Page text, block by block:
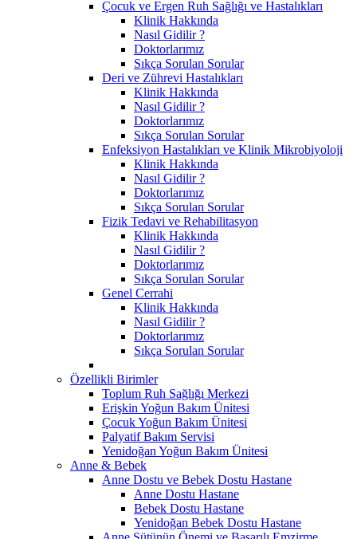
Çocuk ve Ergen Ruh Sağlığı ve Hastalıkları
Klinik Hakkında
Nasıl Gidilir ?
Doktorlarımız
Sıkça Sorulan Sorular
Deri ve Zührevi Hastalıkları
Klinik Hakkında
Nasıl Gidilir ?
Doktorlarımız
Sıkça Sorulan Sorular
Enfeksiyon Hastalıkları ve Klinik Mikrobiyoloji
Klinik Hakkında
Nasıl Gidilir ?
Doktorlarımız
Sıkça Sorulan Sorular
Fizik Tedavi ve Rehabilitasyon
Klinik Hakkında
Nasıl Gidilir ?
Doktorlarımız
Sıkça Sorulan Sorular
Genel Cerrahi
Klinik Hakkında
Nasıl Gidilir ?
Doktorlarımız
Sıkça Sorulan Sorular
Özellikli Birimler
Toplum Ruh Sağlığı Merkezi
Erişkin Yoğun Bakım Ünitesi
Çocuk Yoğun Bakım Ünitesi
Palyatif Bakım Servisi
Yenidoğan Yoğun Bakım Ünitesi
Anne & Bebek
Anne Dostu ve Bebek Dostu Hastane
Anne Dostu Hastane
Bebek Dostu Hastane
Yenidoğan Bebek Dostu Hastane